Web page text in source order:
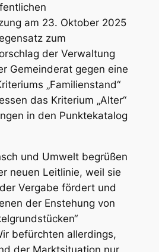
am 23. Oktober 2025
zum
der Verwaltung
Gemeinderat gegen eine
„Familienstand“
das Kriterium „Alter“
in den Punktekatalog
und Umwelt begrüßen
neuen Leitlinie, weil sie
Vergabe fördert und
der Enstehung von
befürchten allerdings,
der Marktsituation nur